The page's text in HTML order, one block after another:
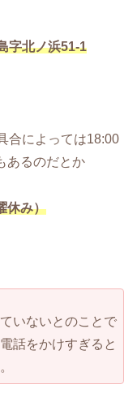
字北ノ浜51-1
によっては18:00
あるのだとか
休み）
いないとのことで
話をかけすぎると